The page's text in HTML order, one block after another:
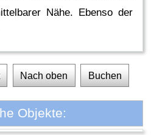
Nähe. Ebenso der
Nach oben Buchen
Objekte: